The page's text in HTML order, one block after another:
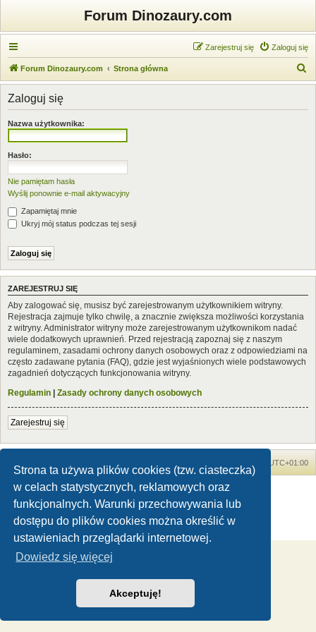
Strona ta używa plików cookies (tzw. ciasteczka)
w celach statystycznych, reklamowych oraz
funkcjonalnych. Warunki przechowywania lub
dostępu do plików cookies można określić w
ustawieniach przeglądarki internetowej.
Dowiedz się więcej
Akceptuję!
Forum Dinozaury.com
Zaloguj się
Zarejestruj się
Forum Dinozaury.com Strona główna
z
Zaloguj się
Nazwa użytkownika:
Hasło:
Nie pamiętam hasła
Wyślij ponownie e-mail aktywacyjny
Zapamiętaj mnie
Ukryj mój status podczas tej sesji
ZAREJESTRUJ SIĘ
Aby zalogować się, musisz być zarejestrowanym użytkownikiem witryny.
Rejestracja zajmuje tylko chwilę, a znacznie zwiększa możliwości korzystania
z witryny. Administrator witryny może zarejestrowanym użytkownikom nadać
wiele dodatkowych uprawnień. Przed rejestracją zapoznaj się z naszym
regulaminem, zasadami ochrony danych osobowych oraz z odpowiedziami na
często zadawane pytania (FAQ), gdzie jest wyjaśnionych wiele podstawowych
zagadnień dotyczących funkcjonowania witryny.
Regulamin | Zasady ochrony danych osobowych
Zarejestruj się
UTC+01:00
Dinozaury.com© 2006-2020
Technologię dostarczaphpBB® Forum Software © phpBB Limited
Zasady ochrony danych osobowych|Regulamin